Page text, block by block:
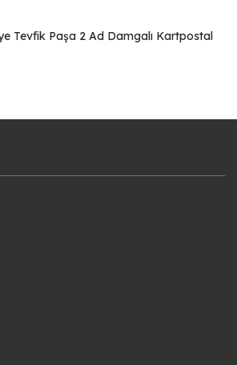
Tevfik Paşa 2 Ad Damgalı Kartpostal